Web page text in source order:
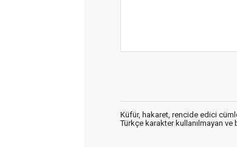
Küfür, hakaret, rencide edici
Türkçe karakter kullanılmayan ve